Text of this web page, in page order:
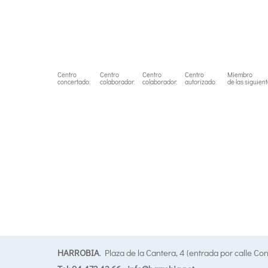
Centro
concertado:
Centro
colaborador:
Centro
colaborador:
Centro
autorizado:
Miembro
de las
HARROBIA. Plaza de la Cantera, 4 (entrada por calle